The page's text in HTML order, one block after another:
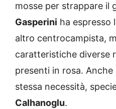
mosse per strappare il
Gasperini ha espresso
altro centrocampista,
caratteristiche diverse
presenti in rosa. Anche
stessa necessità,
Calhanoglu.